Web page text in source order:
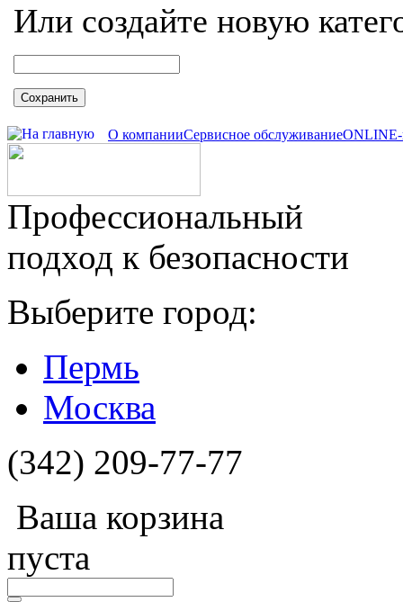
Или создайте новую
Сохранить
О компанииСервисное обслуживаниеONLINE-
Профессиональный
подход к безопасности
Выберите город:
Пермь
Москва
(342) 209-77-77
Ваша корзина
пуста